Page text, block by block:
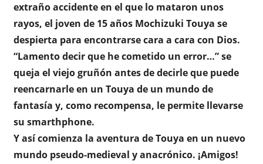
extraño accidente en el que lo mataron unos
rayos, el joven de 15 años Mochizuki Touya se
despierta para encontrarse cara a cara con Dios.
“Lamento decir que he cometido un error…” se
queja el viejo gruñón antes de decirle que puede
reencarnarle en un Touya de un mundo de
fantasía y, como recompensa, le permite llevarse
su smarthphone.
Y así comienza la aventura de Touya en un nuevo
mundo pseudo-medieval y anacrónico. ¡Amigos!